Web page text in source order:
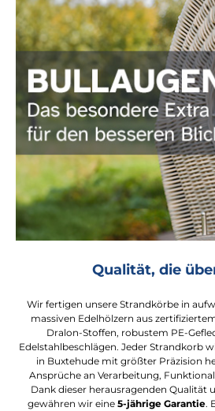
Qualität, die
Wir fertigen unsere Strandkörbe in
massiven Edelhölzern aus
Dralon-Stoffen, robustem PE-
Edelstahlbeschlägen. Jeder Strandkorb
in Buxtehude mit größter Präzision
Ansprüche an Verarbeitung,
Dank dieser herausragenden Qualität
gewähren wir eine 5-jährige Garantie.